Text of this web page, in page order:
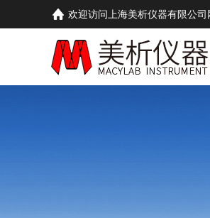
欢迎访问上海美析仪器有限公司